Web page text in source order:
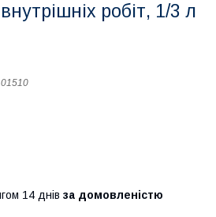
робіт, 1/3 л
14 днів за домовленістю